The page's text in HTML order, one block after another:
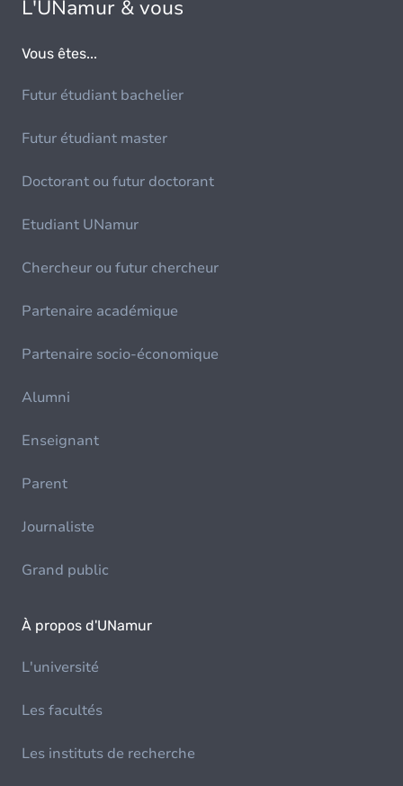
L'UNamur & vous
Vous êtes...
Futur étudiant bachelier
Futur étudiant master
Doctorant ou futur doctorant
Etudiant UNamur
Chercheur ou futur chercheur
Partenaire académique
Partenaire socio-économique
Alumni
Enseignant
Parent
Journaliste
Grand public
À propos d'UNamur
L'université
Les facultés
Les instituts de recherche